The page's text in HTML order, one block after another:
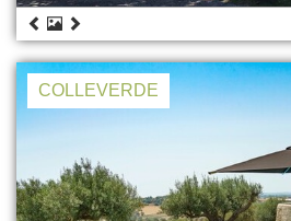
COLLEVERDE